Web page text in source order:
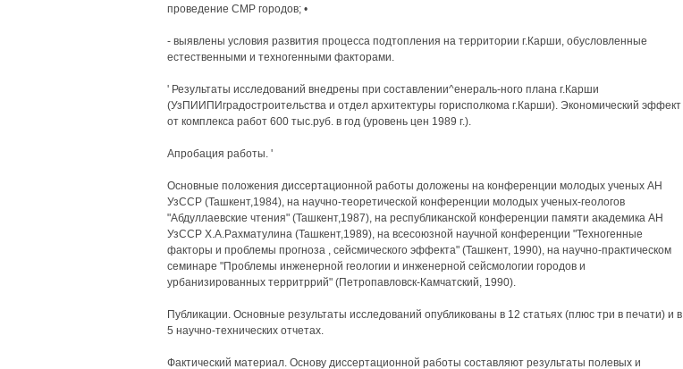
проведение СМР городов; •
- выявлены условия развития процесса подтопления на территории г.Карши, обусловленные
естественными и техногенными факторами.
' Результаты исследований внедрены при составлении^енераль-ного плана г.Карши
(УзПИИПИградостроительства и отдел архитектуры горисполкома г.Карши). Экономический эффект
от комплекса работ 600 тыс.руб. в год (уровень цен 1989 г.).
Апробация работы. '
Основные положения диссертационной работы доложены на конференции молодых ученых АН
УзССР (Ташкент,1984), на научно-теоретической конференции молодых ученых-геологов
"Абдуллаевские чтения" (Ташкент,1987), на республиканской конференции памяти академика АН
УзССР Х.А.Рахматулина (Ташкент,1989), на всесоюзной научной конференции "Техногенные
факторы и проблемы прогноза , сейсмического эффекта" (Ташкент, 1990), на научно-практическом
семинаре "Проблемы инженерной геологии и инженерной сейсмологии городов и
урбанизированных территррий" (Петропавловск-Камчатский, 1990).
Публикации. Основные результаты исследований опубликованы в 12 статьях (плюс три в печати) и в
5 научно-технических отчетах.
Фактический материал. Основу диссертационной работы составляют результаты полевых и